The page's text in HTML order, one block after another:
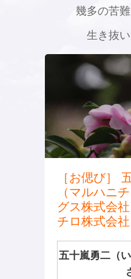
幾多の苦
生き抜
［お偲び］
（マルハニ
グス株式会
チロ株式会社
五十嵐勇二（